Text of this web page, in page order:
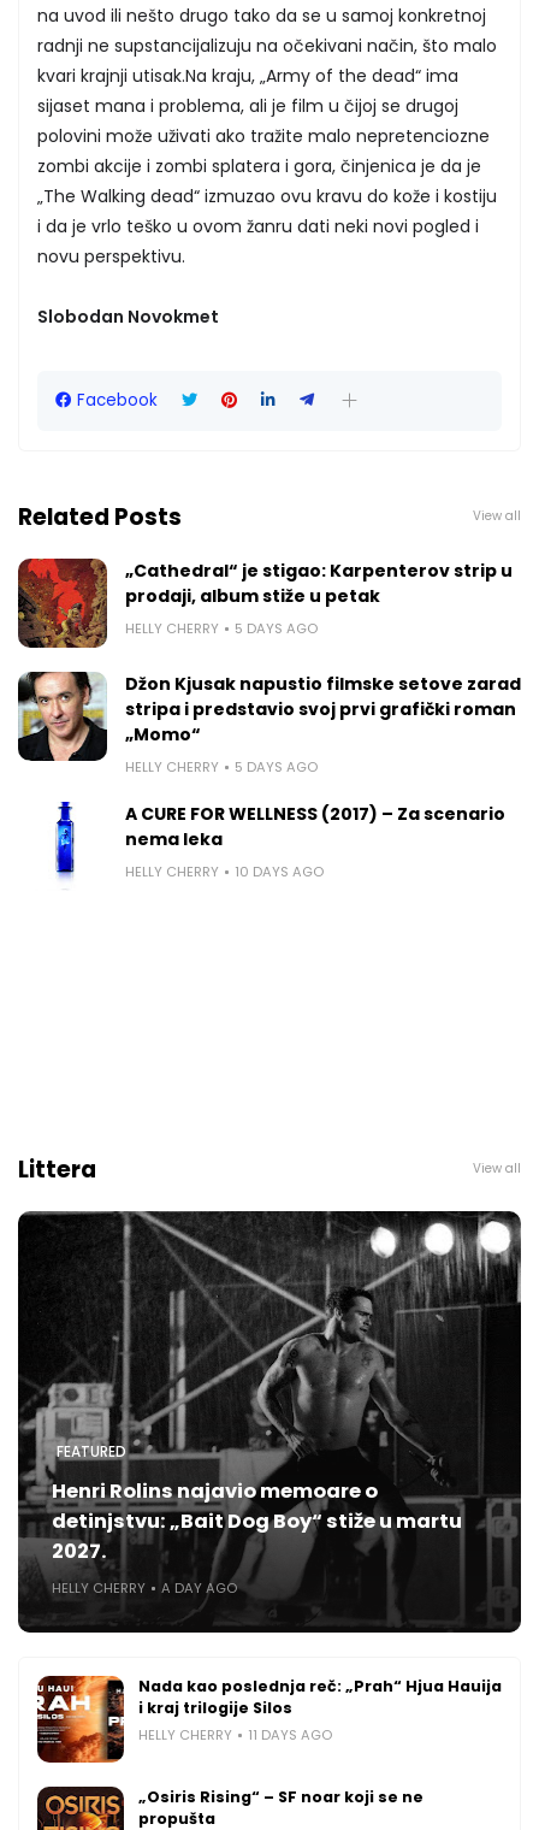
na uvod ili nešto drugo tako da se u samoj konkretnoj
radnji ne supstancijalizuju na očekivani način, što malo
kvari krajnji utisak.Na kraju, „Army of the dead“ ima
sijaset mana i problema, ali je film u čijoj se drugoj
polovini može uživati ako tražite malo nepretenciozne
zombi akcije i zombi splatera i gora, činjenica je da je
„The Walking dead“ izmuzao ovu kravu do kože i kostiju
i da je vrlo teško u ovom žanru dati neki novi pogled i
novu perspektivu.
Slobodan Novokmet
Facebook
Related Posts View all
„Cathedral“ je stigao: Karpenterov strip u
prodaji, album stiže u petak
HELLY CHERRY 5 DAYS AGO
Džon Kjusak napustio filmske setove zarad
stripa i predstavio svoj prvi grafički roman
„Momo“
HELLY CHERRY 5 DAYS AGO
A CURE FOR WELLNESS (2017) – Za scenario
nema leka
HELLY CHERRY 10 DAYS AGO
Littera View all
FEATURED
Henri Rolins najavio memoare o
detinjstvu: „Bait Dog Boy“ stiže u martu
2027.
HELLY CHERRY A DAY AGO
Nada kao poslednja reč: „Prah“ Hjua Hauija
i kraj trilogije Silos
HELLY CHERRY 11 DAYS AGO
„Osiris Rising“ – SF noar koji se ne
propušta